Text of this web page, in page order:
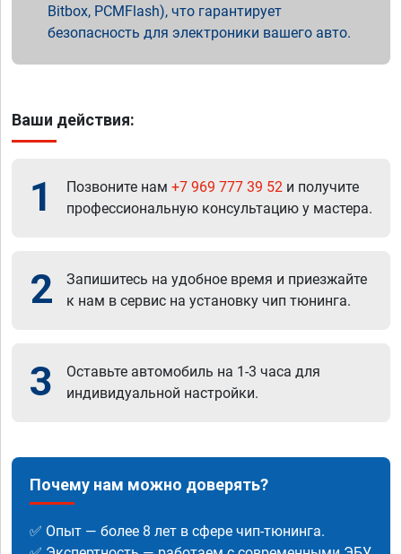
Bitbox, PCMFlash), что гарантирует
безопасность для электроники вашего авто.
Ваши действия:
1 Позвоните нам +7 969 777 39 52 и получите
профессиональную консультацию у мастера.
2
Запишитесь на удобное время и приезжайте
к нам в сервис на установку чип тюнинга.
3
Оставьте автомобиль на 1-3 часа для
индивидуальной настройки.
Почему нам можно доверять?
✅ Опыт — более 8 лет в сфере чип-тюнинга.